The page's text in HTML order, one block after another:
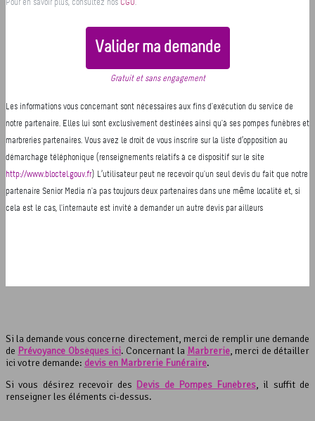
Si la demande vous concerne directement, merci de remplir une demande
de Prévoyance Obsèques ici. Concernant la Marbrerie, merci de détailler
ici votre demande: devis en Marbrerie Funéraire.
Si vous désirez recevoir des Devis de Pompes Funèbres, il suffit de
renseigner les éléments ci-dessus.